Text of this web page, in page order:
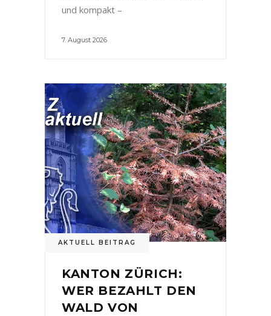
und kompakt –
7. August 2026
AKTUELL BEITRAG
KANTON ZÜRICH:
WER BEZAHLT DEN
WALD VON